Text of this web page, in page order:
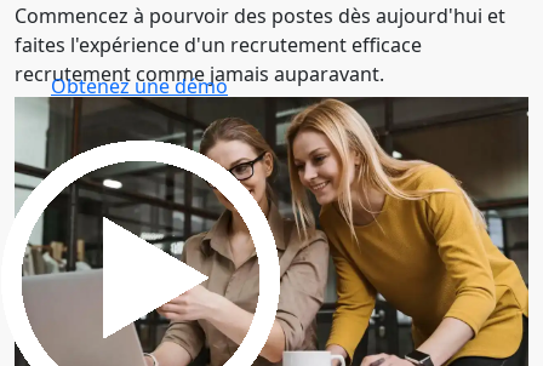
Commencez à pourvoir des postes dès aujourd'hui et
faites l'expérience d'un recrutement efficace
recrutement comme jamais auparavant.
Obtenez une démo
30 minutes pour découvrir le logiciel.